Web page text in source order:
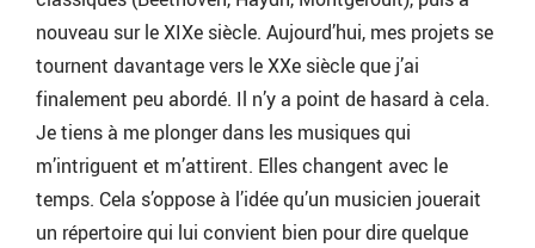
nouveau sur le XIXe siècle. Aujourd’hui, mes projets se
tournent davantage vers le XXe siècle que j’ai
finalement peu abordé. Il n’y a point de hasard à cela.
Je tiens à me plonger dans les musiques qui
m’intriguent et m’attirent. Elles changent avec le
temps. Cela s’oppose à l’idée qu’un musicien jouerait
un répertoire qui lui convient bien pour dire quelque